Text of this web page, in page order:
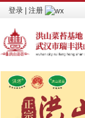
登录 注册